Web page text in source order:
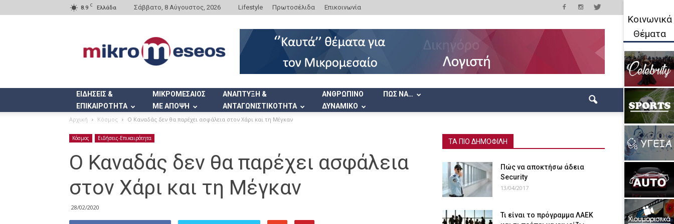
8.9 C Ελλάδα Σάββατο, 8 Αύγουστος, 2026 Lifestyle Πρωτοσέλιδα Επικοινωνία
ΕΙΔΗΣΕΙΣ &
ΕΠΙΚΑΙΡΟΤΗΤΑ
ΜΙΚΡΟΜΕΣΑΙΟΣ
ΜΕ ΑΠΟΨΗ
ΑΝΑΠΤΥΞΗ &
ΑΝΤΑΓΩΝΙΣΤΙΚΟΤΗΤΑ
ΑΝΘΡΩΠΙΝΟ
ΔΥΝΑΜΙΚΟ
ΠΩΣ ΝΑ…
Αρχική Κόσμος Ο Καναδάς δεν θα παρέχει ασφάλεια στον Χάρι και τη Μέγκαν
Κόσμος Ειδήσεις-Επικαιρότητα
Ο Καναδάς δεν θα παρέχει ασφάλεια
στον Χάρι και τη Μέγκαν
28/02/2020
ΤΑ ΠΙΟ ΔΗΜΟΦΙΛΗ
Πώς να αποκτήσω άδεια
Security
13/04/2017
Τι είναι το πρόγραμμα ΛΑΕΚ
Κοινωνικά
Θέματα